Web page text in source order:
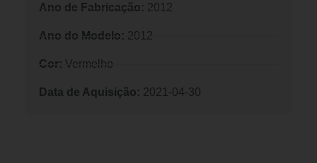
Ano de Fabricação: 2012
Ano do Modelo: 2012
Cor: Vermelho
Data de Aquisição: 2021-04-30